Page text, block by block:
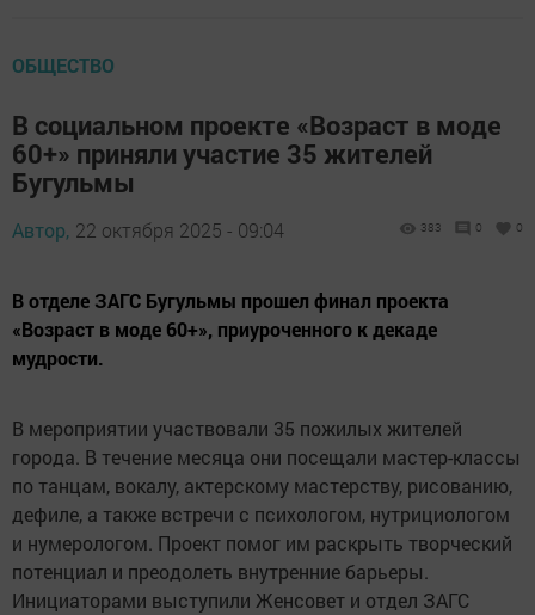
ОБЩЕСТВО
В социальном проекте «Возраст в моде
60+» приняли участие 35 жителей
Бугульмы
Автор, 22 октября 2025 - 09:04 383 0 0
В отделе ЗАГС Бугульмы прошел финал проекта
«Возраст в моде 60+», приуроченного к декаде
мудрости.
В мероприятии участвовали 35 пожилых жителей
города. В течение месяца они посещали мастер-классы
по танцам, вокалу, актерскому мастерству, рисованию,
дефиле, а также встречи с психологом, нутрициологом
и нумерологом. Проект помог им раскрыть творческий
потенциал и преодолеть внутренние барьеры.
Инициаторами выступили Женсовет и отдел ЗАГС